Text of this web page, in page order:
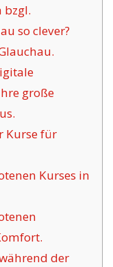
bzgl.
so clever?
große
Kurse für
Kurses in
der